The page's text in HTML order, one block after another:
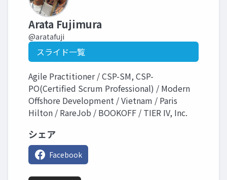
Arata Fujimura
@aratafuji
スライド一覧
Agile Practitioner / CSP-SM, CSP-
PO(Certified Scrum Professional) / Modern
Offshore Development / Vietnam / Paris
Hilton / RareJob / BOOKOFF / TIER IV, Inc.
シェア
Facebook